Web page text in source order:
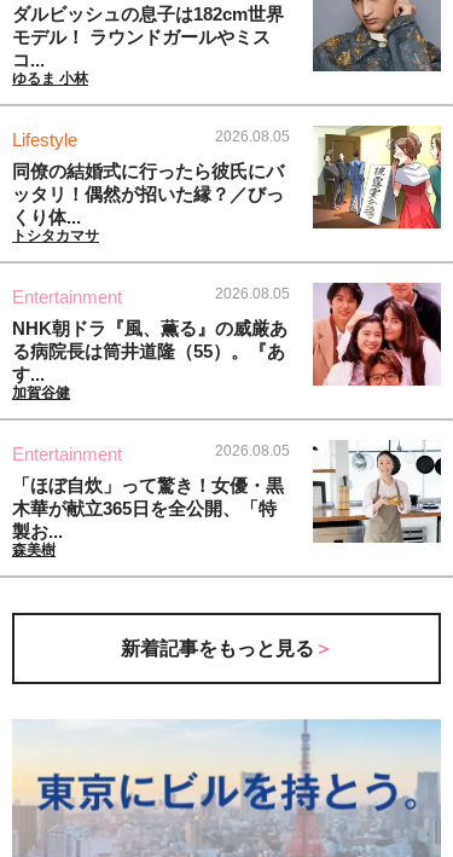
ダルビッシュの息子は182cm世界
モデル！ ラウンドガールやミス
コ...
ゆるま 小林
Lifestyle 2026.08.05
同僚の結婚式に行ったら彼氏にバ
ッタリ！偶然が招いた縁？／びっ
くり体...
トシタカマサ
Entertainment 2026.08.05
NHK朝ドラ『風、薫る』の威厳あ
る病院長は筒井道隆（55）。『あ
す...
加賀谷健
Entertainment 2026.08.05
「ほぼ自炊」って驚き！女優・黒
木華が献立365日を全公開、「特
製お...
森美樹
新着記事をもっと見る